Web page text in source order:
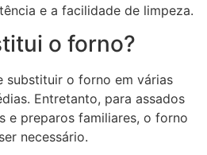
e a facilidade de limpeza.
o forno?
substituir o forno em várias
Entretanto, para assados
e preparos familiares, o forno
necessário.